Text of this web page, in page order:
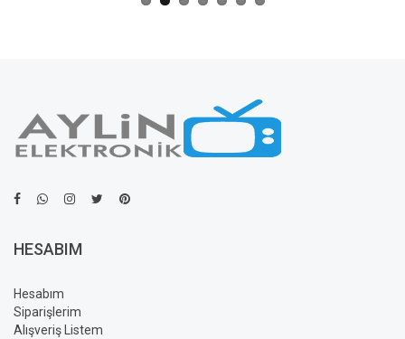
HESABIM
Hesabım
Siparişlerim
Alışveriş Listem